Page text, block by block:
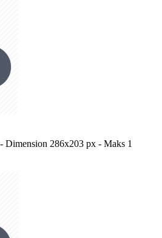
286x203 px - Maks 1